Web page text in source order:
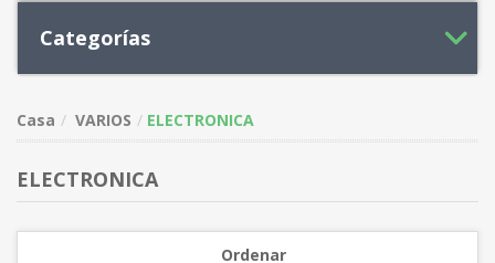
Categorías
Casa VARIOS ELECTRONICA
ELECTRONICA
Ordenar